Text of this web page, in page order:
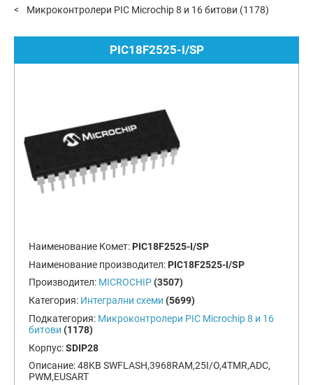
Микроконтролери PIC Microchip 8 и 16 битови (1178)
PIC18F2525-I/SP
Наименование Комет: PIC18F2525-I/SP
Наименование производител: PIC18F2525-I/SP
Производител: MICROCHIP (3507)
Категория: Интегрални схеми (5699)
Подкатегория: Микроконтролери PIC Microchip 8 и 16
битови (1178)
Корпус:SDIP28
Описание:48KB SWFLASH,3968RAM,25I/O,4TMR,ADC,
PWM,EUSART